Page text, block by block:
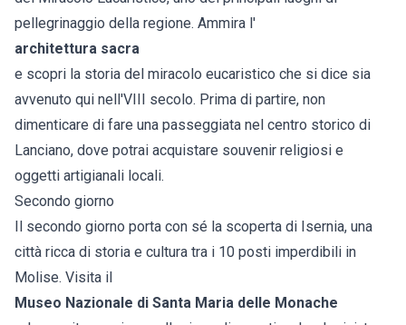
pellegrinaggio della regione. Ammira l'
architettura sacra
e scopri la storia del miracolo eucaristico che si dice sia
avvenuto qui nell'VIII secolo. Prima di partire, non
dimenticare di fare una passeggiata nel centro storico di
Lanciano, dove potrai acquistare souvenir religiosi e
oggetti artigianali locali.
Secondo giorno
Il secondo giorno porta con sé la scoperta di Isernia, una
città ricca di storia e cultura tra i 10 posti imperdibili in
Molise. Visita il
Museo Nazionale di Santa Maria delle Monache